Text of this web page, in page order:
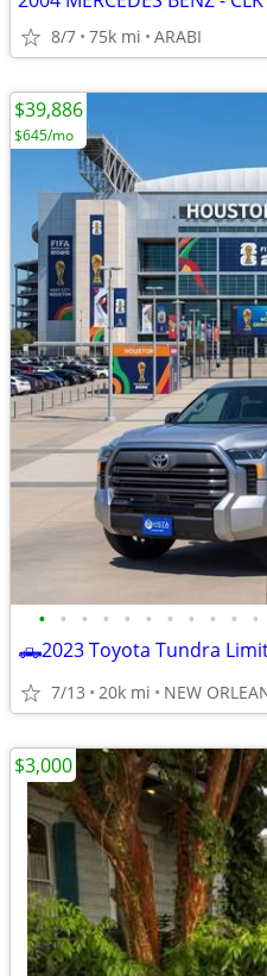
8/7 75k mi ARABI
• • • • • • • • • • •
7/13 20k mi NEW
$39,886
$645/mo
$3,000